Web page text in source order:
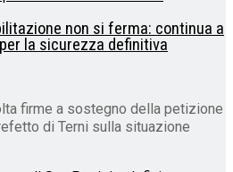
non si ferma: continua a
la sicurezza definitiva
firme a sostegno della petizione
di Terni sulla situazione